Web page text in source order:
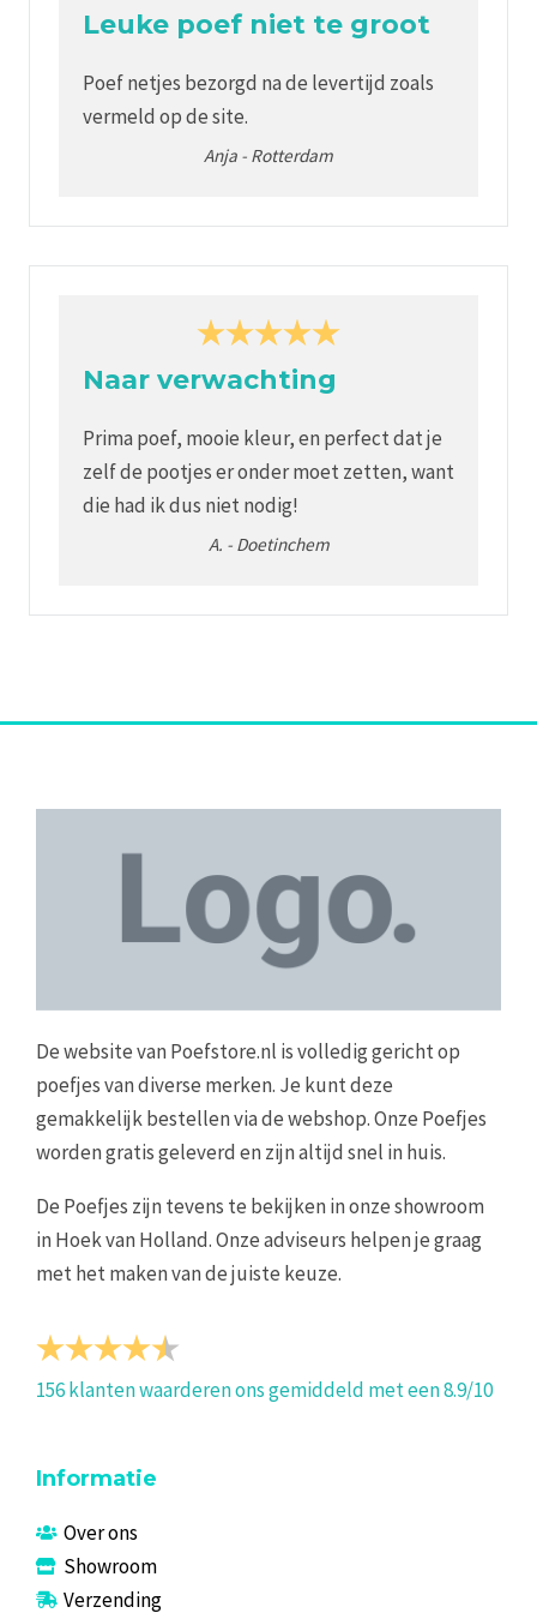
Leuke poef niet te groot
Poef netjes bezorgd na de levertijd zoals
vermeld op de site.
Anja - Rotterdam
Naar verwachting
Prima poef, mooie kleur, en perfect dat je
zelf de pootjes er onder moet zetten, want
die had ik dus niet nodig!
A. - Doetinchem
De website van Poefstore.nl is volledig gericht op
poefjes van diverse merken. Je kunt deze
gemakkelijk bestellen via de webshop. Onze Poefjes
worden gratis geleverd en zijn altijd snel in huis.
De Poefjes zijn tevens te bekijken in onze showroom
in Hoek van Holland. Onze adviseurs helpen je graag
met het maken van de juiste keuze.
156klanten waarderen ons gemiddeld met een8.9/10
Informatie
Over ons
Showroom
Verzending